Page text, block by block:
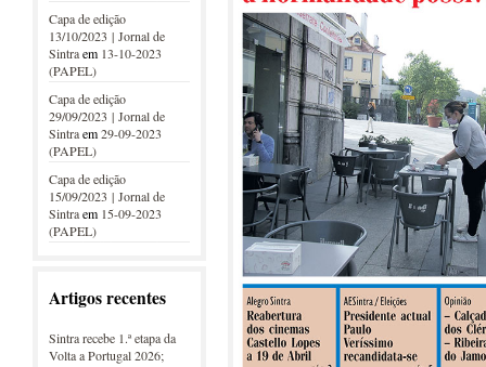
Capa de edição
13/10/2023 | Jornal de
Sintraem 13-10-2023
(PAPEL)
Capa de edição
29/09/2023 | Jornal de
Sintraem29-09-2023
(PAPEL)
Capa de edição
15/09/2023 | Jornal de
Sintraem 15-09-2023
(PAPEL)
Artigos recentes
Sintra recebe 1.ª etapa da
Volta a Portugal 2026;